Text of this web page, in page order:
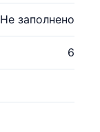
Не заполнено
6